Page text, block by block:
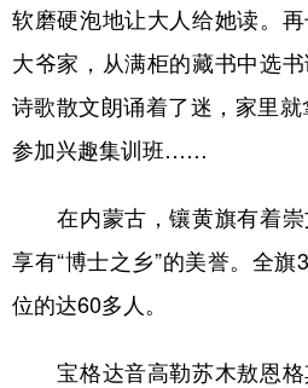
软磨硬泡地让大人给她读。
大爷家，从满柜的藏书中选
诗歌散文朗诵着了迷，家里
参加兴趣集训班……
在内蒙古，镶黄旗有着崇
享有“博士之乡”的美誉。全
位的达60多人。
宝格达音高勒苏木敖恩格